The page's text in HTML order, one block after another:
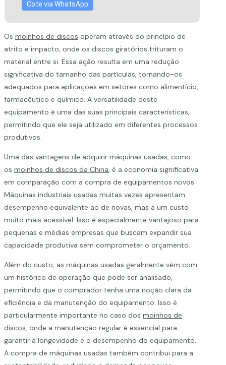
Cote via WhatsApp
Os moinhos de discos operam através do princípio de
atrito e impacto, onde os discos giratórios trituram o
material entre si. Essa ação resulta em uma redução
significativa do tamanho das partículas, tornando-os
adequados para aplicações em setores como alimentício,
farmacêutico e químico. A versatilidade deste
equipamento é uma das suas principais características,
permitindo que ele seja utilizado em diferentes processos
produtivos.
Uma das vantagens de adquirir máquinas usadas, como
os moinhos de discos da China , é a economia significativa
em comparação com a compra de equipamentos novos.
Máquinas industriais usadas muitas vezes apresentam
desempenho equivalente ao de novas, mas a um custo
muito mais acessível. Isso é especialmente vantajoso para
pequenas e médias empresas que buscam expandir sua
capacidade produtiva sem comprometer o orçamento.
Além do custo, as máquinas usadas geralmente vêm com
um histórico de operação que pode ser analisado,
permitindo que o comprador tenha uma noção clara da
eficiência e da manutenção do equipamento. Isso é
particularmente importante no caso dos moinhos de
discos , onde a manutenção regular é essencial para
garantir a longevidade e o desempenho do equipamento.
A compra de máquinas usadas também contribui para a